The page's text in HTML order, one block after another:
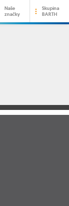
Naše
značky
Skupina
BARTH